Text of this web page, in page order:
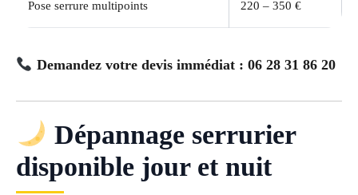
Pose serrure multipoints 220 – 350 €
Demandez votre devis immédiat : 06 28 31 86 20
Dépannage serrurier
disponible jour et nuit